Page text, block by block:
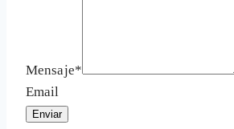
Mensaje*
Email
Enviar